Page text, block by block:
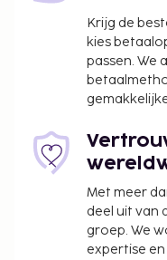
Krijg de
kies
passen. We
Met meer
deel uit van
groep. We
expertise